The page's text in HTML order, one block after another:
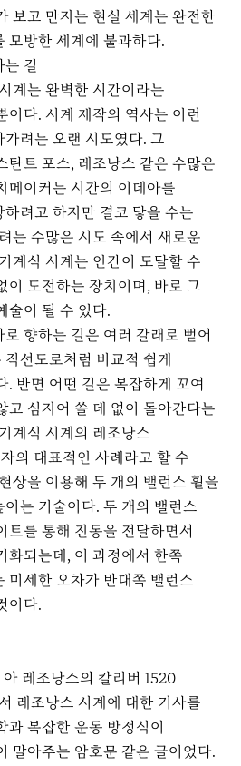
보고 만지는 현실 세계는 완전한
모방한 세계에 불과하다.
길
계는 완벽한 시간이라는
이다. 시계 제작의 역사는 이런
려는 오랜 시도였다. 그
탄트 포스, 레조낭스 같은 수많은
메이커는 시간의 이데아를
려고 하지만 결코 닿을 수는
는 수많은 시도 속에서 새로운
계식 시계는 인간이 도달할 수
이 도전하는 장치이며, 바로 그
술이 될 수 있다.
향하는 길은 여러 갈래로 뻗어
선도로처럼 비교적 쉽게
. 반면 어떤 길은 복잡하게 꼬여
고 심지어 쓸 데 없이 돌아간다는
계식 시계의 레조낭스
의 대표적인 사례라고 할 수
상을 이용해 두 개의 밸런스 휠을
는 기술이다. 두 개의 밸런스
트를 통해 진동을 전달하면서
화되는데, 이 과정에서 한쪽
미세한 오차가 반대쪽 밸런스
이다.
레조낭스의 칼리버 1520
레조낭스 시계에 대한 기사를
과 복잡한 운동 방정식이
말아주는 암호문 같은 글이었다.